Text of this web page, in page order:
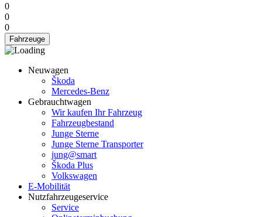
0
0
0
Fahrzeuge
Neuwagen
Škoda
Mercedes-Benz
Gebrauchtwagen
Wir kaufen Ihr Fahrzeug
Fahrzeugbestand
Junge Sterne
Junge Sterne Transporter
jung@smart
Škoda Plus
Volkswagen
E-Mobilität
Nutzfahrzeugeservice
Service